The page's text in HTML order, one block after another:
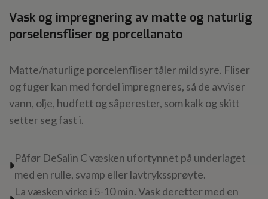
Vask og impregnering av matte og naturlig
porselensfliser og porcellanato
Matte/naturlige porcelenfliser tåler mild syre. Fliser
og fuger kan med fordel impregneres, så de avviser
vann, olje, hudfett og såperester, som kalk og skitt
setter seg fast i.
Påfør DeSalin C væsken ufortynnet på underlaget
med en rulle, svamp eller lavtrykssprøyte.
La væsken virke i 5-10 min. Vask deretter med en